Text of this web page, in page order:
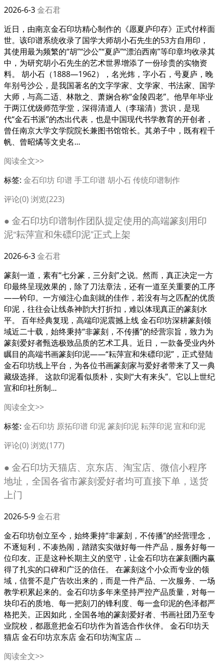
2026-6-3金石君
近日，由南京金石印坊精心制作的《愿夏庐印存》正式付梓面
世。该印谱系统收录了国学大师胡小石先生的53方自用印，
其使用最为频繁的“胡”“沙公”“夏庐”“漂泊西南”等印章均收录其
中，为研究胡小石先生的艺术世界增添了一份珍贵的实物资
料。 胡小石（1888—1962），名光炜，字小石，号夏庐，晚
年别号沙公，是我国著名的文字学家、文学家、书法家、国学
大师，与高二适、林散之、萧娴合称“金陵四老”。他早年毕业
于两江优级师范学堂，深得清道人（李瑞清）赏识，是现
代“金石书派”的杰出代表，也是中国现代书学教育的开创者，
曾任南京大学文学院院长兼图书馆馆长。其弟子中，既有程千
帆、曾昭燏等文史名...
阅读全文>>
标签: 金石印坊 印谱 手工印谱 胡小石传统印谱制作
评论(0) 浏览(223)
● 金石印坊印谱制作团队提定使用的高端篆刻用印
泥“耘萍宣和朱磦印泥”正式上架
2026-6-3金石君
篆刻一道，素有“七分篆，三分刻”之说。然而，真正决定一方
印最终呈现效果的，除了刀法章法，还有一道至关重要的工序
——钤印。一方倾注心血刻就的佳作，若没有与之匹配的优质
印泥，往往会让线条神韵大打折扣，难以体现真正的篆刻水
平。 百年经典复现，高端印泥震撼上线 金石印坊深耕篆刻领
域近二十载，始终秉持“非篆刻，不传播”的经营宗旨，致力为
篆刻爱好者甄选极致品质的艺术工具。近日，一款备受业内外
瞩目的高端书画篆刻印泥——“耘萍宣和朱磦印泥”，正式登陆
金石印坊线上平台，为各位书画篆刻家与爱好者带来了又一典
藏级选择。 这款印泥看似质朴，实则“大有来头”。它以上世纪
宣和印社所制...
阅读全文>>
标签: 金石印坊 原拓印谱 印泥篆刻印泥耘萍印泥宣和印泥
评论(0) 浏览(177)
● 金石印坊天猫店、京东店、淘宝店、微信小程序
地址，全国各省市篆刻爱好者均可直接下单，送货
上门
2026-5-9金石君
金石印坊创立至今，始终秉持“非篆刻，不传播”的经营理念，
不逐短利，不凑热闹，踏踏实实做好每一件产品，服务好每一
位印友。正是这种长期主义的坚守，让金石印坊在篆刻圈内赢
得了扎实的口碑和广泛的信任。 在篆刻这个小众而专业的领
域，信誉不是广告吹出来的，而是一件产品、一次服务、一场
教学积累起来的。金石印坊多年来坚持严控产品质量，对每一
块印石的质地、每一把刻刀的锋利度、每一盒印泥的色泽都严
格把关。正因如此，全国各地的篆刻爱好者、书画社团乃至专
业院校，都愿意把金石印坊作为首选合作伙伴。 金石印坊天
猫店 金石印坊京东店 金石印坊淘宝店 ...
阅读全文>>